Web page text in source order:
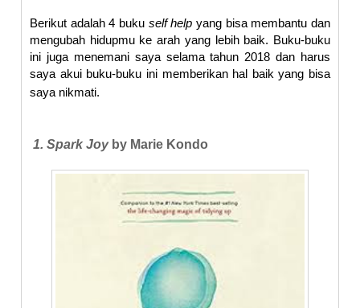
Berikut adalah 4 buku self helpyang bisa membantu dan
mengubah hidupmu ke arah yang lebih baik. Buku-buku
ini juga menemani saya selama tahun 2018 dan harus
saya akui buku-buku ini memberikan hal baik yang bisa
saya nikmati.
1. Spark Joyby Marie Kondo